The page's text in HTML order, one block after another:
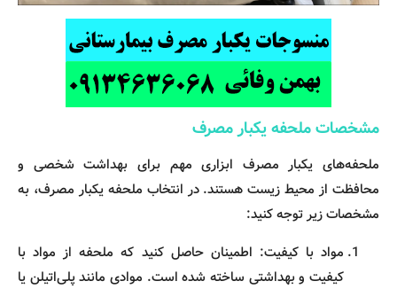
مشخصات ملحفه یکبار مصرف
ملحفه‌های یکبار مصرف ابزاری مهم برای بهداشت شخصی و
محافظت از محیط زیست هستند. در انتخاب ملحفه یکبار مصرف، به
مشخصات زیر توجه کنید:
مواد با کیفیت: اطمینان حاصل کنید که ملحفه از مواد با
کیفیت و بهداشتی ساخته شده است. موادی مانند پلی‌اتیلن یا